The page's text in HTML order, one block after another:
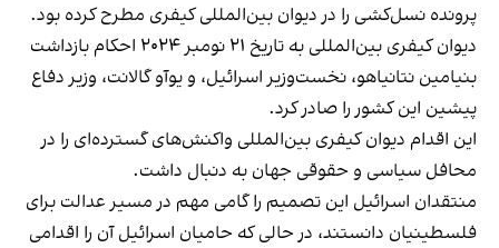
پرونده نسل‌کشی را در دیوان بین‌المللی کیفری مطرح کرده بود.
دیوان کیفری بین‌المللی به تاریخ ۲۱ نومبر ۲۰۲۴ احکام بازداشت
بنیامین نتانیاهو، نخست‌وزیر اسرائیل، و یوآو گالانت، وزیر دفاع
پیشین این کشور را صادر کرد.
این اقدام دیوان کیفری بین‌المللی واکنش‌های گسترده‌ای را در
محافل سیاسی و حقوقی جهان به دنبال داشت.
منتقدان اسرائیل این تصمیم را گامی مهم در مسیر عدالت برای
فلسطینیان دانستند، در حالی که حامیان اسرائیل آن را اقدامی